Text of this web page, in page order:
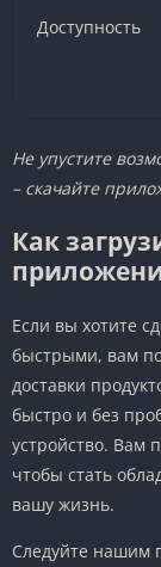
Доступность
Не упустите
– скачайте
Как
Если вы хотите
быстрыми, вам
доставки
быстро и без
устройство. Вам
чтобы стать
вашу жизнь.
Следуйте нашим